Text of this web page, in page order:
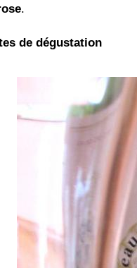
.
de dégustation